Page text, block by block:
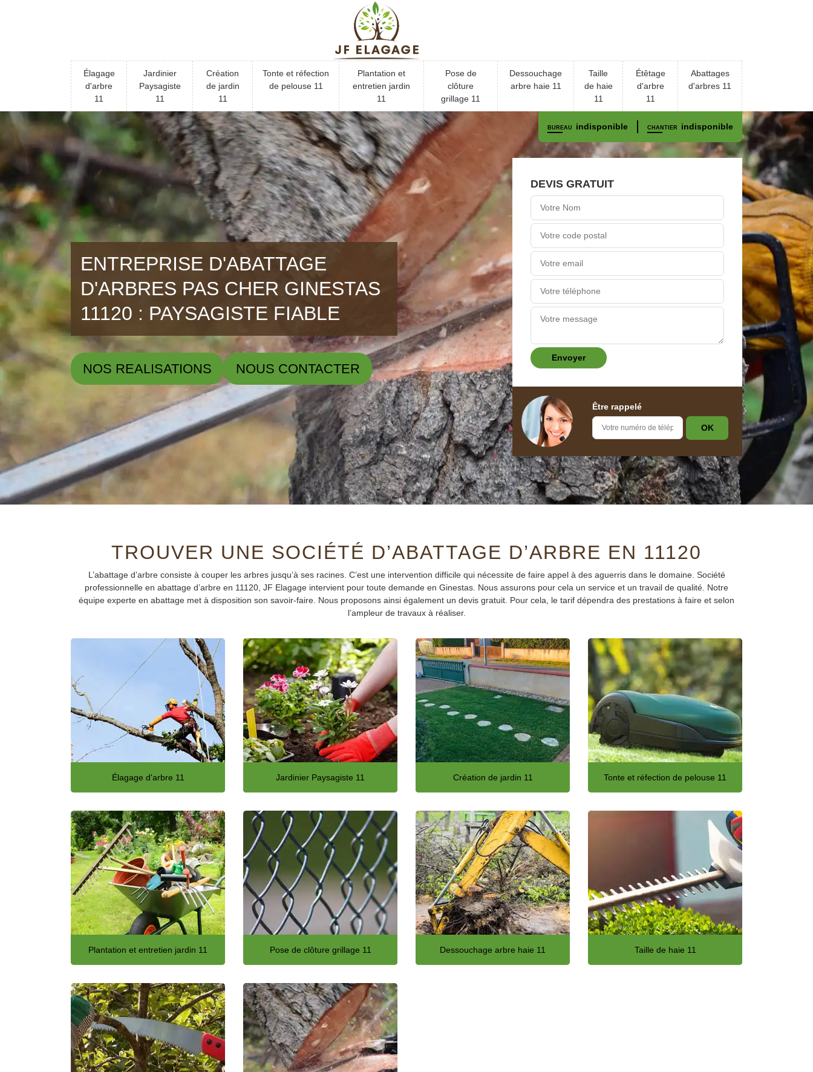
Élagage
d'arbre
11
Jardinier
Paysagiste
11
Création
de jardin
11
Tonte et réfection
de pelouse 11
Plantation et
entretien jardin
11
Pose de
clôture
grillage 11
Dessouchage
arbre haie 11
Taille
de haie
11
Étêtage
d'arbre
11
Abattages
d'arbres 11
BUREAU indisponible CHANTIER indisponible
ENTREPRISE D'ABATTAGE
D'ARBRES PAS CHER GINESTAS
11120 : PAYSAGISTE FIABLE
NOS REALISATIONS NOUS CONTACTER
DEVIS GRATUIT
Être rappelé
TROUVER UNE SOCIÉTÉ D’ABATTAGE D’ARBRE EN 11120
L’abattage d’arbre consiste à couper les arbres jusqu’à ses racines. C’est une intervention difficile qui nécessite de faire appel à des aguerris dans le domaine. Société
professionnelle en abattage d’arbre en 11120, JF Elagage intervient pour toute demande en Ginestas. Nous assurons pour cela un service et un travail de qualité. Notre
équipe experte en abattage met à disposition son savoir-faire. Nous proposons ainsi également un devis gratuit. Pour cela, le tarif dépendra des prestations à faire et selon
l’ampleur de travaux à réaliser.
Élagage d'arbre 11 Jardinier Paysagiste 11 Création de jardin 11 Tonte et réfection de pelouse 11
Plantation et entretien jardin 11 Pose de clôture grillage 11 Dessouchage arbre haie 11 Taille de haie 11